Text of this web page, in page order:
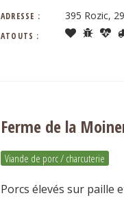
ADRESSE : 395 Rozic,
ATOUTS :
Ferme de la
Viande de porc / charcuterie
Porcs élevés sur paille